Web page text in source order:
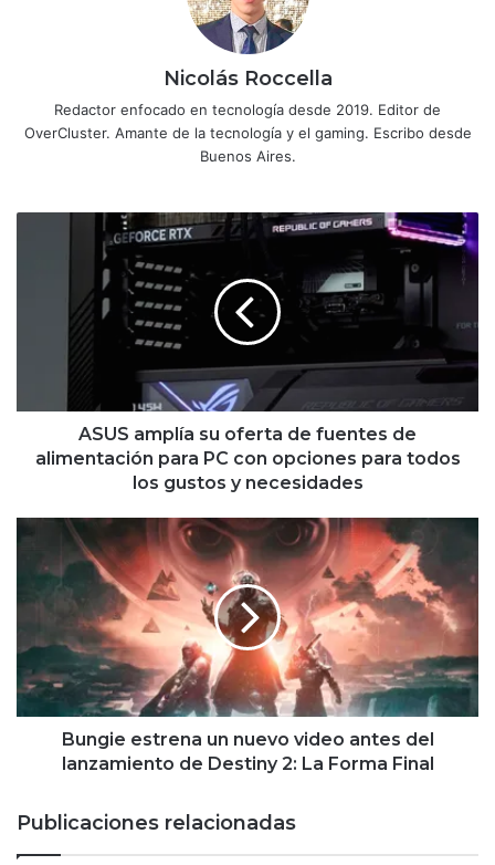
Nicolás Roccella
Redactor enfocado en tecnología desde 2019. Editor de
OverCluster. Amante de la tecnología y el gaming. Escribo desde
Buenos Aires.
para
con
todos
gustos
necesidades
ASUS amplía su oferta de fuentes de
alimentación para PC con opciones para todos
los gustos y necesidades
Bungie
nuevo
antes
del
lanzamiento
de
Destiny
Final
Bungie estrena un nuevo video antes del
lanzamiento de Destiny 2: La Forma Final
Publicaciones relacionadas